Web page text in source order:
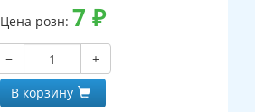
Цена розн: 7 ₽
−
+
В корзину